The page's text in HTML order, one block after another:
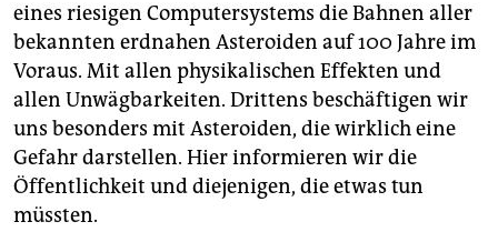
eines riesigen Computersystems die Bahnen aller
bekannten erdnahen Asteroiden auf 100 Jahre im
Voraus. Mit allen physikalischen Effekten und
allen Unwägbarkeiten. Drittens beschäftigen wir
uns besonders mit Asteroiden, die wirklich eine
Gefahr darstellen. Hier informieren wir die
Öffentlichkeit und diejenigen, die etwas tun
müssten.